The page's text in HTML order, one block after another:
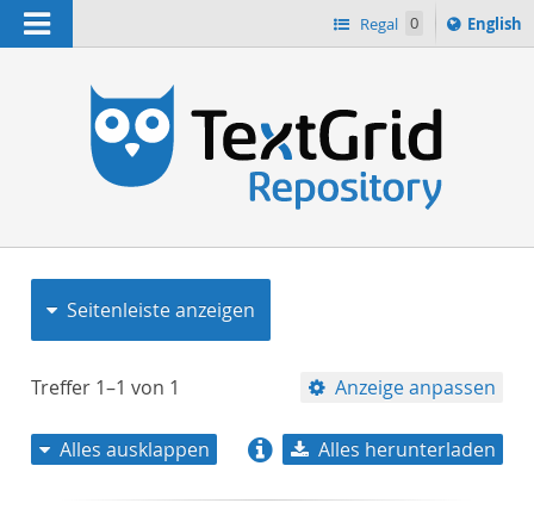
Navigation Regal 0
Switch
English
Seitenleiste anzeigen
Treffer 1–1 von 1 Anzeige anpassen
Alles ausklappen Alles herunterladen